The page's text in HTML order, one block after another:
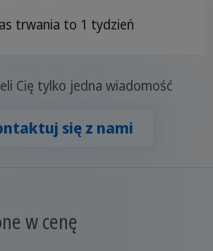
trwania to 1 tydzień
Cię tylko jedna wiadomość
się z nami
w cenę